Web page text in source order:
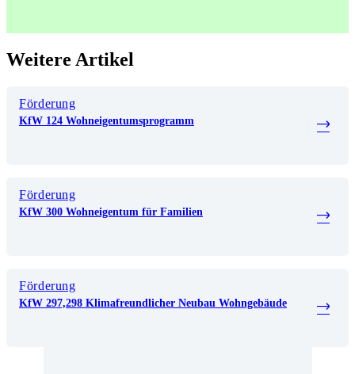
Weitere Artikel
Förderung
KfW 124 Wohneigentumsprogramm
Förderung
KfW 300 Wohneigentum für Familien
Förderung
KfW 297,298 Klimafreundlicher Neubau Wohngebäude